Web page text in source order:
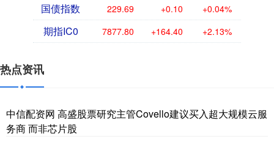
国债指数 229.69 +0.10 +0.04%
期指IC0 7877.80 +164.40 +2.13%
热点资讯
中信配资网 高盛股票研究主管Covello建议买入超大规模云服
务商 而非芯片股